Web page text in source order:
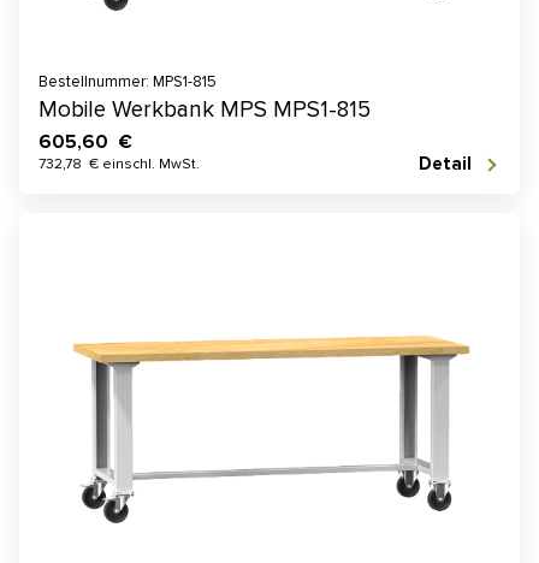
Bestellnummer: MPS1-815
Mobile Werkbank MPS MPS1-815
605,60 €
732,78 € einschl. MwSt. Detail